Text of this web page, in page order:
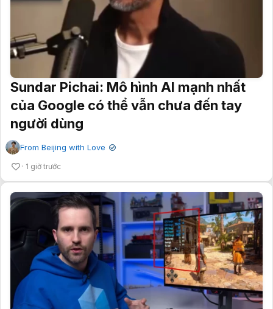
Sundar Pichai: Mô hình AI mạnh nhất
của Google có thể vẫn chưa đến tay
người dùng
From Beijing with Love ✔
1 giờ trước